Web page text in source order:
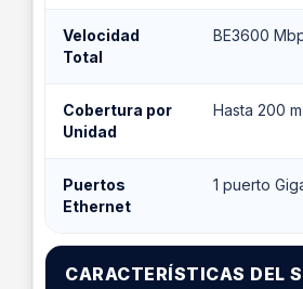
Velocidad
Total
BE3600
Cobertura por
Unidad
Hasta 200
Puertos
Ethernet
1 puerto
CARACTERÍSTICAS DEL